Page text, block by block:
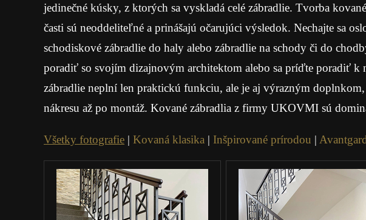
jedinečné kúsky, z ktorých sa vyskladá celé zábradlie. Tvorba
časti sú neoddeliteľné a prinášajú očarujúci výsledok. Nechajte sa
schodiskové zábradlie do haly alebo zábradlie na schody či do
poradiť so svojím dizajnovým architektom alebo sa príďte poradiť
zábradlie neplní len praktickú funkciu, ale je aj výrazným
nákresu až po montáž. Kované zábradlia z firmy UKOVMI sú
Všetky fotografie | Kovaná klasika | Inšpirované prírodou |